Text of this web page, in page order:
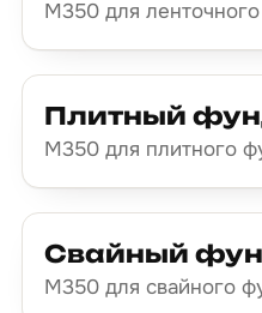
М350 для
Плитный
М350 для плитного
Свайный
М350 для свайного